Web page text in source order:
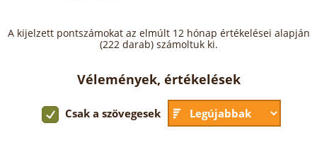
A kijelzett pontszámokat az elmúlt 12 hónap értékelései alapján
(222 darab) számoltuk ki.
Vélemények, értékelések
Csak a szövegesek